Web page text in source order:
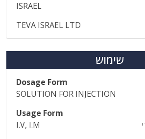
ISRAEL
TEVA ISRAEL LTD
שימוש
Dosage Form
SOLUTION FOR INJECTION
Usage Form
I.V, I.M